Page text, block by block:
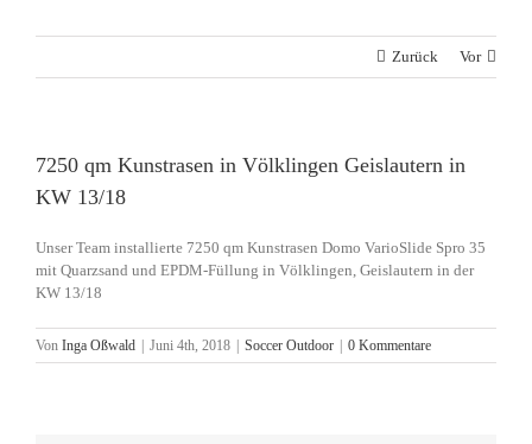
Zurück Vor
7250 qm Kunstrasen in Völklingen Geislautern in
KW 13/18
Unser Team installierte 7250 qm Kunstrasen Domo VarioSlide Spro 35
mit Quarzsand und EPDM-Füllung in Völklingen, Geislautern in der
KW 13/18
Von Inga Oßwald Juni 4th, 2018 Soccer Outdoor 0 Kommentare